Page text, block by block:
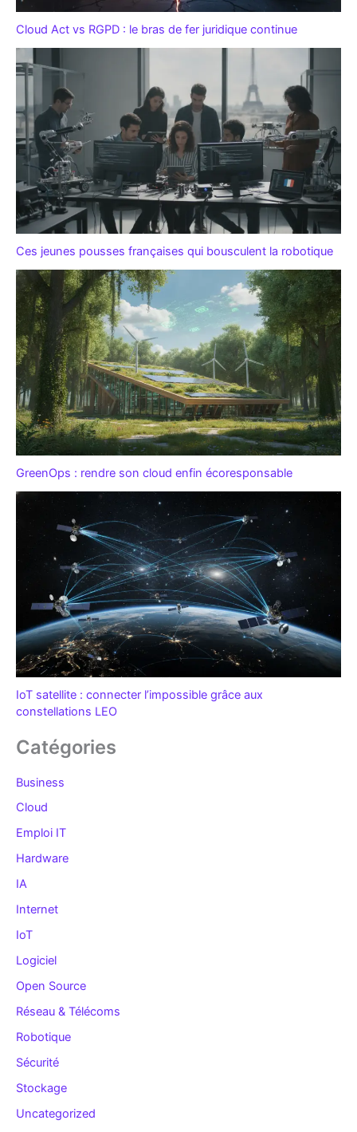
Cloud Act vs RGPD : le bras de fer juridique continue
Ces jeunes pousses françaises qui bousculent la robotique
GreenOps : rendre son cloud enfin écoresponsable
IoT satellite : connecter l’impossible grâce aux
constellations LEO
Catégories
Business
Cloud
Emploi IT
Hardware
IA
Internet
IoT
Logiciel
Open Source
Réseau & Télécoms
Robotique
Sécurité
Stockage
Uncategorized